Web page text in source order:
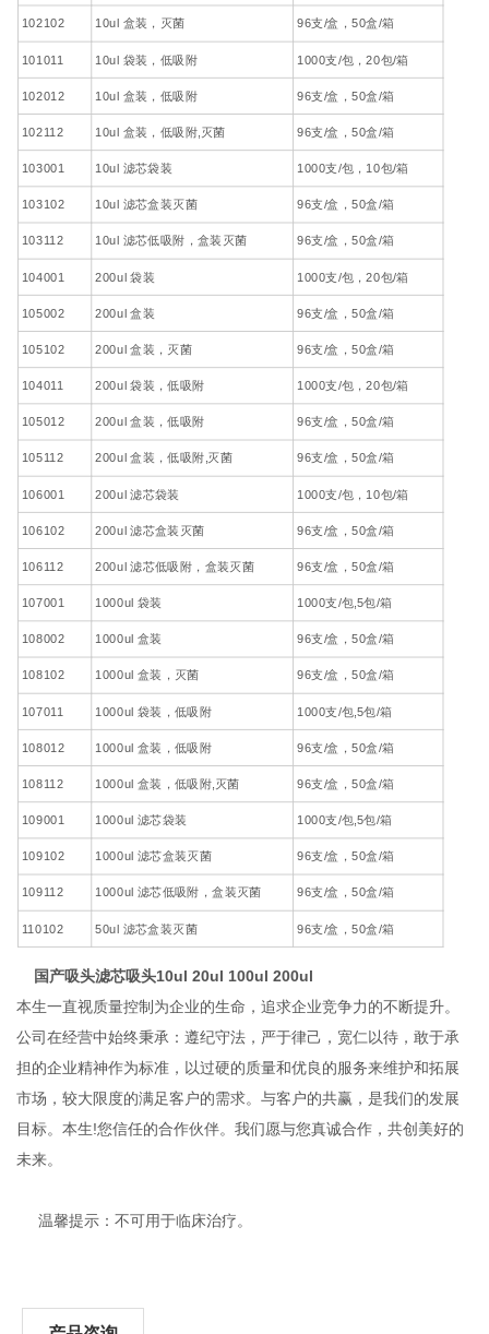
102102 10ul 盒装，灭菌 96支/盒，50盒/箱
101011 10ul 袋装，低吸附 1000支/包，20包/箱
102012 10ul 盒装，低吸附 96支/盒，50盒/箱
102112 10ul 盒装，低吸附,灭菌 96支/盒，50盒/箱
103001 10ul 滤芯袋装 1000支/包，10包/箱
103102 10ul 滤芯盒装灭菌 96支/盒，50盒/箱
103112 10ul 滤芯低吸附，盒装灭菌 96支/盒，50盒/箱
104001 200ul 袋装 1000支/包，20包/箱
105002 200ul 盒装 96支/盒，50盒/箱
105102 200ul 盒装，灭菌 96支/盒，50盒/箱
104011 200ul 袋装，低吸附 1000支/包，20包/箱
105012 200ul 盒装，低吸附 96支/盒，50盒/箱
105112 200ul 盒装，低吸附,灭菌 96支/盒，50盒/箱
106001 200ul 滤芯袋装 1000支/包，10包/箱
106102 200ul 滤芯盒装灭菌 96支/盒，50盒/箱
106112 200ul 滤芯低吸附，盒装灭菌 96支/盒，50盒/箱
107001 1000ul 袋装 1000支/包,5包/箱
108002 1000ul 盒装 96支/盒，50盒/箱
108102 1000ul 盒装，灭菌 96支/盒，50盒/箱
107011 1000ul 袋装，低吸附 1000支/包,5包/箱
108012 1000ul 盒装，低吸附 96支/盒，50盒/箱
108112 1000ul 盒装，低吸附,灭菌 96支/盒，50盒/箱
109001 1000ul 滤芯袋装 1000支/包,5包/箱
109102 1000ul 滤芯盒装灭菌 96支/盒，50盒/箱
109112 1000ul 滤芯低吸附，盒装灭菌 96支/盒，50盒/箱
110102 50ul 滤芯盒装灭菌 96支/盒，50盒/箱
国产吸头滤芯吸头10ul 20ul 100ul 200ul
本生一直视质量控制为企业的生命，追求企业竞争力的不断提升。
公司在经营中始终秉承：遵纪守法，严于律己，宽仁以待，敢于承
担的企业精神作为标准，以过硬的质量和优良的服务来维护和拓展
市场，较大限度的满足客户的需求。与客户的共赢，是我们的发展
目标。本生!您信任的合作伙伴。我们愿与您真诚合作，共创美好的
未来。
温馨提示：不可用于临床治疗。